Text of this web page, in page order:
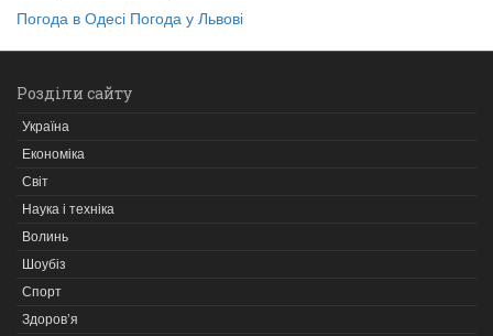
Погода в Одесі Погода у Львові
Розділи сайту
Україна
Економіка
Світ
Наука і техніка
Волинь
Шоубіз
Спорт
Здоров’я